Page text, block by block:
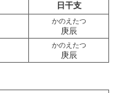
日干支
かのえたつ
庚辰
かのえたつ
庚辰